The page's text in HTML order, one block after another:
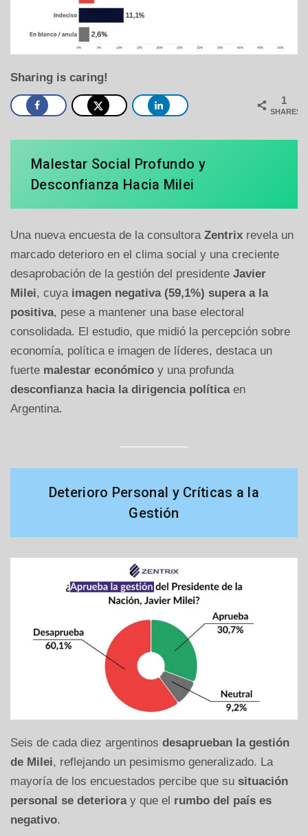
Sharing is caring!
1
SHARES
Malestar Social Profundo y
Desconfianza Hacia Milei
Una nueva encuesta de la consultora Zentrix revela un
marcado deterioro en el clima social y una creciente
desaprobación de la gestión del presidente Javier
Milei, cuya imagen negativa (59,1%) supera a la
positiva, pese a mantener una base electoral
consolidada. El estudio, que midió la percepción sobre
economía, política e imagen de líderes, destaca un
fuerte malestar económico y una profunda
desconfianza hacia la dirigencia políticaen
Argentina.
Deterioro Personal y Críticas a la
Gestión
Seis de cada diez argentinos desaprueban la gestión
de Milei, reflejando un pesimismo generalizado. La
mayoría de los encuestados percibe que su situación
personal se deterioray que el rumbo del país es
negativo.